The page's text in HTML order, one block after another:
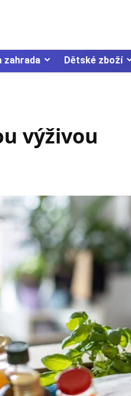
zahrada Dětské zboží
výživou